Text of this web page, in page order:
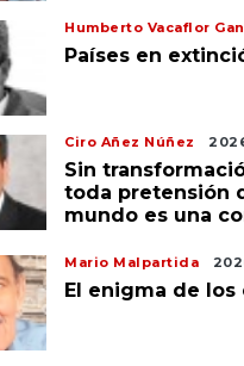
Humberto Vacaflor
Países en
Ciro Añez Núñez
Sin
toda pretensión
mundo es una
Mario Malpartida
El enigma de